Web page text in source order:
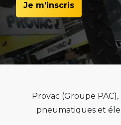
Je m’inscris
Provac (Groupe
pneumatiques et